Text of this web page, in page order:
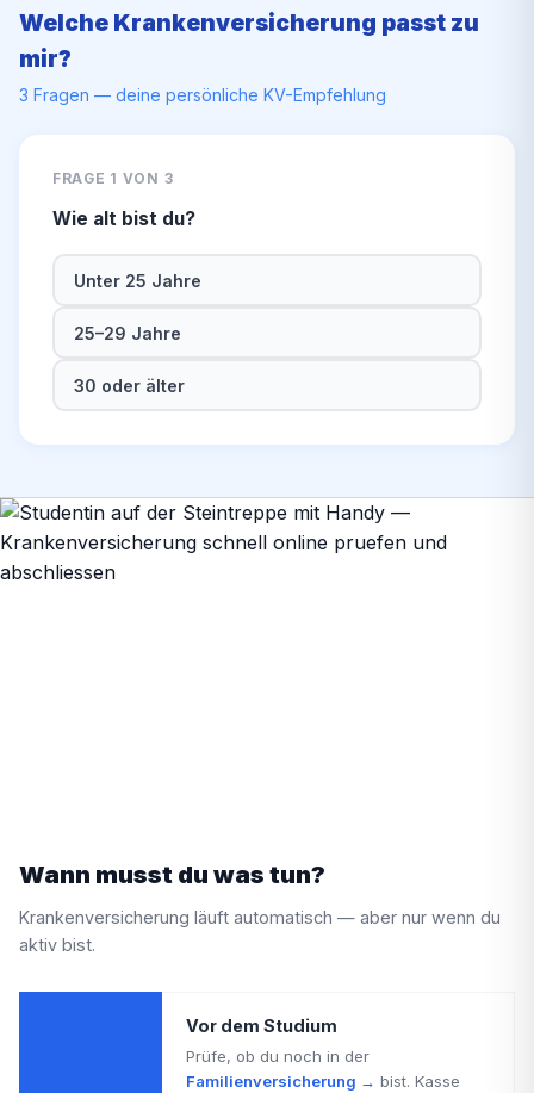
Welche Krankenversicherung passt zu
mir?
3 Fragen — deine persönliche KV-Empfehlung
FRAGE 1 VON 3
Wie alt bist du?
Unter 25 Jahre
25–29 Jahre
30 oder älter
Wann musst du was tun?
Krankenversicherung läuft automatisch — aber nur wenn du
aktiv bist.
Vor dem Studium
Prüfe, ob du noch in der
Familienversicherung → bist. Kasse